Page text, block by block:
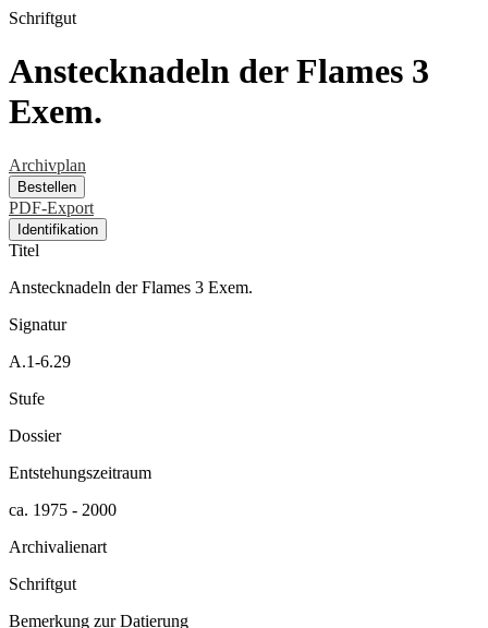
Schriftgut
Anstecknadeln der Flames 3
Exem.
Archivplan
Bestellen
PDF-Export
Identifikation
Titel
Anstecknadeln der Flames 3 Exem.
Signatur
A.1-6.29
Stufe
Dossier
Entstehungszeitraum
ca. 1975 - 2000
Archivalienart
Schriftgut
Bemerkung zur Datierung